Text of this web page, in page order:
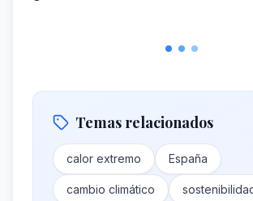
Temas relacionados
calor extremo España
cambio climático